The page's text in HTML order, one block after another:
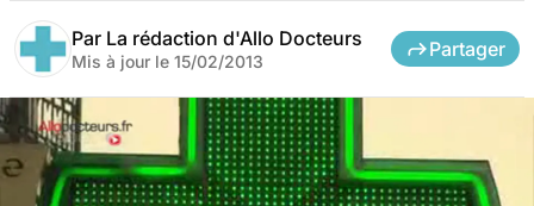
Par La rédaction d'Allo Docteurs
Mis à jour le 15/02/2013
Partager